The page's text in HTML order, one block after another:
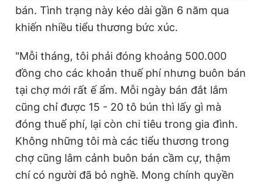
bán. Tình trạng này kéo dài gần 6 năm qua
khiến nhiều tiểu thương bức xúc.
"Mỗi tháng, tôi phải đóng khoảng 500.000
đồng cho các khoản thuế phí nhưng buôn bán
tại chợ mới rất ế ẩm. Mỗi ngày bán đắt lắm
cũng chỉ được 15 - 20 tô bún thì lấy gì mà
đóng thuế phí, lại còn chi tiêu trong gia đình.
Không những tôi mà các tiểu thương trong
chợ cũng lâm cảnh buôn bán cầm cự, thậm
chí có người đã bỏ nghề. Mong chính quyền